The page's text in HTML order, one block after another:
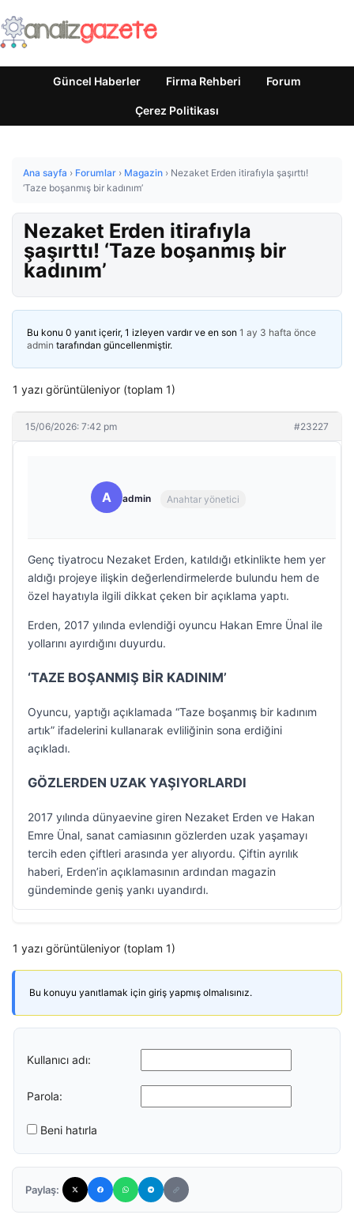
Güncel Haberler Firma Rehberi Forum
Çerez Politikası
Ana sayfa › Forumlar › Magazin › Nezaket Erden itirafıyla şaşırttı!
‘Taze boşanmış bir kadınım’
Nezaket Erden itirafıyla
şaşırttı! ‘Taze boşanmış bir
kadınım’
Bu konu 0 yanıt içerir, 1 izleyen vardır ve en son 1 ay 3 hafta önce
admin tarafından güncellenmiştir.
1 yazı görüntüleniyor (toplam 1)
15/06/2026: 7:42 pm #23227
A admin Anahtar yönetici
Genç tiyatrocu Nezaket Erden, katıldığı etkinlikte hem yer
aldığı projeye ilişkin değerlendirmelerde bulundu hem de
özel hayatıyla ilgili dikkat çeken bir açıklama yaptı.
Erden, 2017 yılında evlendiği oyuncu Hakan Emre Ünal ile
yollarını ayırdığını duyurdu.
‘TAZE BOŞANMIŞ BİR KADINIM’
Oyuncu, yaptığı açıklamada “Taze boşanmış bir kadınım
artık” ifadelerini kullanarak evliliğinin sona erdiğini
açıkladı.
GÖZLERDEN UZAK YAŞIYORLARDI
2017 yılında dünyaevine giren Nezaket Erden ve Hakan
Emre Ünal, sanat camiasının gözlerden uzak yaşamayı
tercih eden çiftleri arasında yer alıyordu. Çiftin ayrılık
haberi, Erden’in açıklamasının ardından magazin
gündeminde geniş yankı uyandırdı.
1 yazı görüntüleniyor (toplam 1)
Bu konuyu yanıtlamak için giriş yapmış olmalısınız.
Kullanıcı adı:
Parola:
Beni hatırla
Paylaş: